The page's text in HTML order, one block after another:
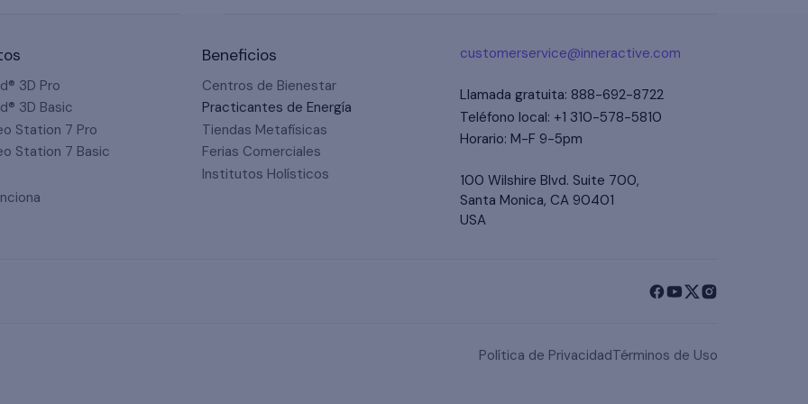
mientras que
especiales o
datos de diagnóstico. Úsalo para involucrar e inspirar a los clientes, nunca
para diagnóstico médico, evaluación de salud o planificación de
tratamientos.
3D Pro
3D Basic
Station 7 Pro
Station 7 Basic
Beneficios
Centros de Bienestar
Practicantes de Energía
Tiendas Metafísicas
Ferias Comerciales
Institutos Holísticos
customerservice@inneractive.com
Llamada gratuita: 888-692-8722
Teléfono local: +1 310-578-5810
Horario: M-F 9-5pm
100 Wilshire Blvd. Suite 700,
Santa Monica, CA 90401
USA
Política de PrivacidadTérminos de Uso